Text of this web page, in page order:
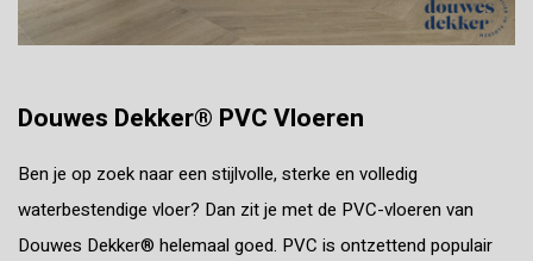
Douwes Dekker® PVC Vloeren
Ben je op zoek naar een stijlvolle, sterke en volledig
waterbestendige vloer? Dan zit je met de PVC-vloeren van
Douwes Dekker® helemaal goed. PVC is ontzettend populair